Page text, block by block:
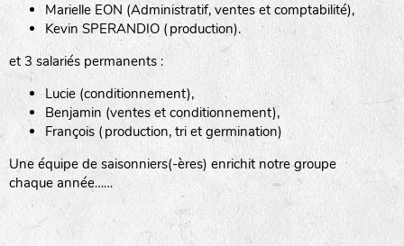
Marielle EON (Administratif, ventes et comptabilité),
Kevin SPERANDIO (production).
et 3 salariés permanents :
Lucie (conditionnement),
Benjamin (ventes et conditionnement),
François (production, tri et germination)
Une équipe de saisonniers(-ères) enrichit notre groupe
chaque année……